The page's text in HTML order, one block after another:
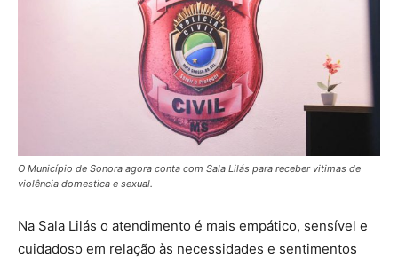
O Município de Sonora agora conta com Sala Lilás para receber vitimas de
violência domestica e sexual.
Na Sala Lilás o atendimento é mais empático, sensível e
cuidadoso em relação às necessidades e sentimentos